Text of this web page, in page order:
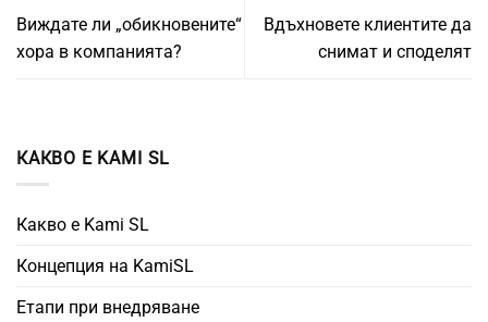
Виждате ли „обикновените“
хора в компанията?
Вдъхновете клиентите да
снимат и споделят
КАКВО Е KAMI SL
Какво е Kami SL
Концепция на KamiSL
Етапи при внедряване